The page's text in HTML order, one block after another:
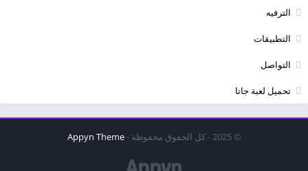
الترفيه
التطبيقات
التواصل
تحميل لعبة جاتا
© 2025 - كل الحقوق محفوظة - Appyn Theme